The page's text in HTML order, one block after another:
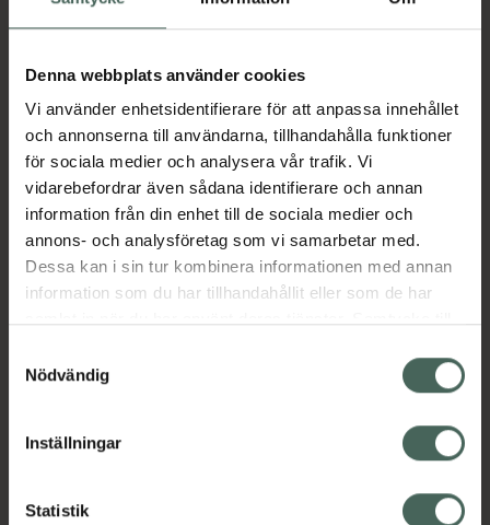
Denna webbplats använder cookies
Vi använder enhetsidentifierare för att anpassa innehållet
och annonserna till användarna, tillhandahålla funktioner
för sociala medier och analysera vår trafik. Vi
vidarebefordrar även sådana identifierare och annan
information från din enhet till de sociala medier och
annons- och analysföretag som vi samarbetar med.
Dessa kan i sin tur kombinera informationen med annan
information som du har tillhandahållit eller som de har
återkalla ditt samtycke via webbplatsens
cookieinställningar. Ett återkallat samtycke påverkar inte
lagligheten av behandling som skett innan återkallelsen.
Nödvändig
Inställningar
Statistik
Aktuella erbjudanden
Beskrivning
07046265211099
Kronans Apotek finns här för dig. Du hittar oss från Skåne i
datorn. Oavsett vem du är så är det vårt uppdrag att